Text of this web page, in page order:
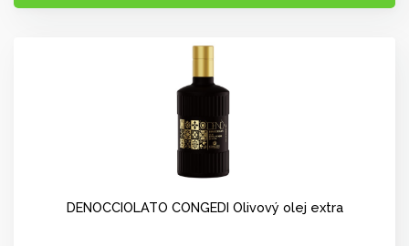
DENOCCIOLATO CONGEDI Olivový olej extra